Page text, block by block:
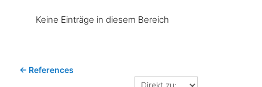
Keine Einträge in diesem Bereich
← References
Direkt